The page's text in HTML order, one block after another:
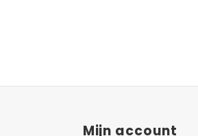
Mijn account